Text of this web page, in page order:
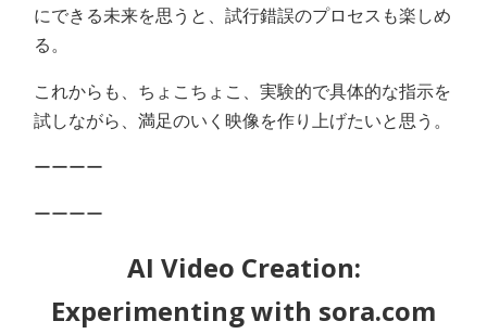
にできる未来を思うと、試行錯誤のプロセスも楽しめ
る。
これからも、ちょこちょこ、実験的で具体的な指示を
試しながら、満足のいく映像を作り上げたいと思う。
ーーーー
ーーーー
AI Video Creation:
Experimenting with sora.com